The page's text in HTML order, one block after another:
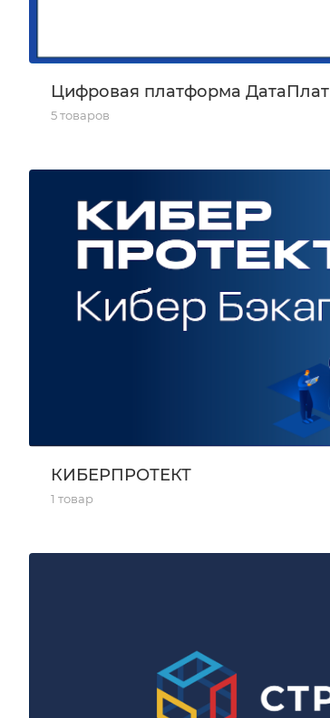
Цифровая платформа ДатаПлат
5 товаров
КИБЕРПРОТЕКТ
1 товар